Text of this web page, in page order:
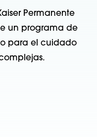
Permanente
un programa de
para el cuidado